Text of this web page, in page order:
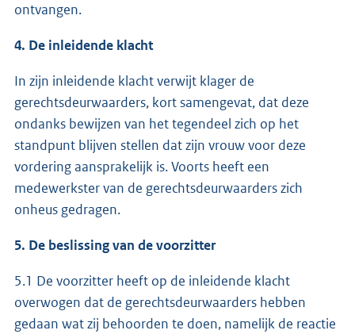
ontvangen.
4. De inleidende klacht
In zijn inleidende klacht verwijt klager de
gerechtsdeurwaarders, kort samengevat, dat deze
ondanks bewijzen van het tegendeel zich op het
standpunt blijven stellen dat zijn vrouw voor deze
vordering aansprakelijk is. Voorts heeft een
medewerkster van de gerechtsdeurwaarders zich
onheus gedragen.
5. De beslissing van de voorzitter
5.1 De voorzitter heeft op de inleidende klacht
overwogen dat de gerechtsdeurwaarders hebben
gedaan wat zij behoorden te doen, namelijk de reactie